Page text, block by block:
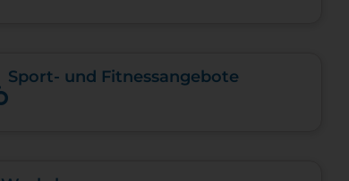
Sport- und Fitnessangebote